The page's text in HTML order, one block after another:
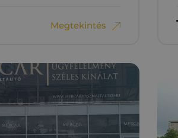
Megtekintés